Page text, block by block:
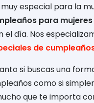
muy especial para la
para mujeres
el día. Nos
de
si buscas una
como si
que te importa